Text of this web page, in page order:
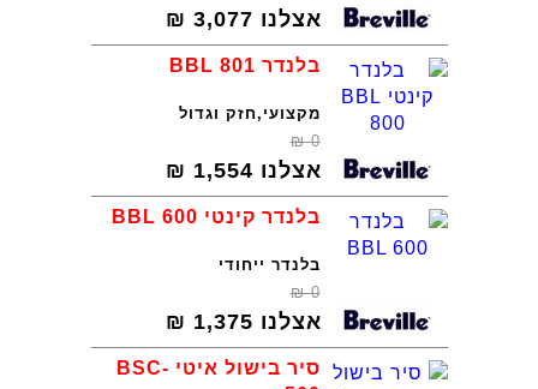
אצלנו 3,077
₪
בלנדר BBL 801
מקצועי,חזק וגדול
0
₪
אצלנו 1,554
₪
בלנדר קינטי BBL 600
בלנדר ייחודי
0
₪
אצלנו 1,375
₪
סיר בישול איטי BSC-